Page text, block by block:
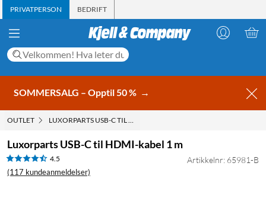
PRIVATPERSON BEDRIFT
SOMMERSALG – Opptil 50 % →
OUTLET LUXORPARTS USB-C TIL HDMI-KABEL 1 M
Luxorparts USB-C til HDMI-kabel 1 m
4.5
(117 kundeanmeldelser)
Artikkelnr: 65981-B